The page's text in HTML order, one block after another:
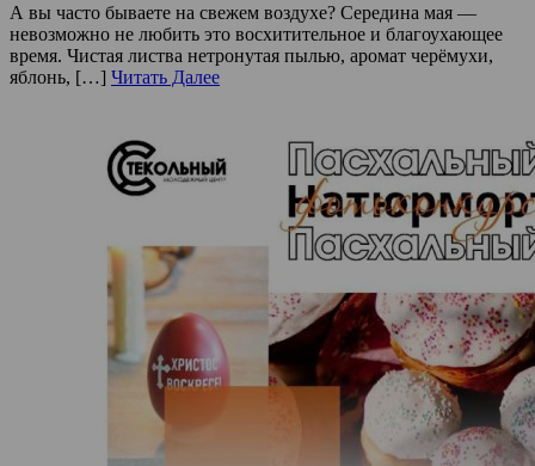
А вы часто бываете на свежем воздухе? Середина мая —
невозможно не любить это восхитительное и благоухающее
время. Чистая листва нетронутая пылью, аромат черёмухи,
яблонь, […] Читать Далее